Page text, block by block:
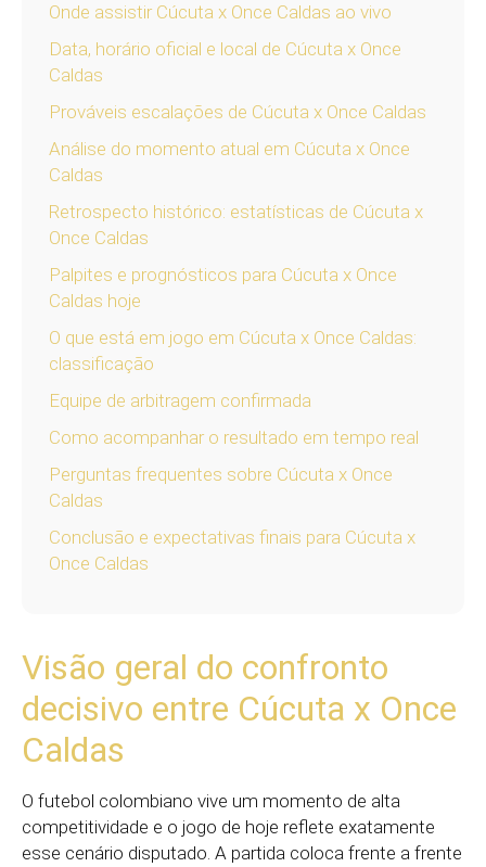
Onde assistir Cúcuta x Once Caldas ao vivo
Data, horário oficial e local de Cúcuta x Once
Caldas
Prováveis escalações de Cúcuta x Once Caldas
Análise do momento atual em Cúcuta x Once
Caldas
Retrospecto histórico: estatísticas de Cúcuta x
Once Caldas
Palpites e prognósticos para Cúcuta x Once
Caldas hoje
O que está em jogo em Cúcuta x Once Caldas:
classificação
Equipe de arbitragem confirmada
Como acompanhar o resultado em tempo real
Perguntas frequentes sobre Cúcuta x Once
Caldas
Conclusão e expectativas finais para Cúcuta x
Once Caldas
Visão geral do confronto
decisivo entre Cúcuta x Once
Caldas
O futebol colombiano vive um momento de alta
competitividade e o jogo de hoje reflete exatamente
esse cenário disputado. A partida coloca frente a frente